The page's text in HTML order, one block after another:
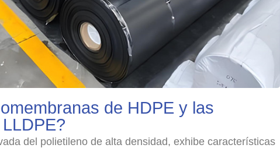
de HDPE y las
del polietileno de alta densidad, exhibe características